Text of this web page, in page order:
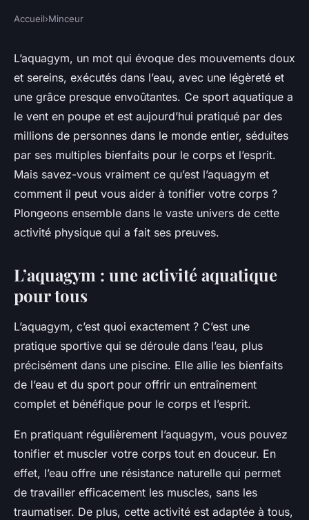
L'aquagym : tonifier son corps
dans l'eau
Florian• 22 décembre 2023•5 min de lecture
Accueil›Minceur
L’aquagym, un mot qui évoque des mouvements doux
et sereins, exécutés dans l’eau, avec une légèreté et
une grâce presque envoûtantes. Ce sport aquatique a
le vent en poupe et est aujourd’hui pratiqué par des
millions de personnes dans le monde entier, séduites
par ses multiples bienfaits pour le corps et l’esprit.
Mais savez-vous vraiment ce qu’est l’aquagym et
comment il peut vous aider à tonifier votre corps ?
Plongeons ensemble dans le vaste univers de cette
activité physique qui a fait ses preuves.
L’aquagym : une activité aquatique
pour tous
L’aquagym, c’est quoi exactement ? C’est une
pratique sportive qui se déroule dans l’eau, plus
précisément dans une piscine. Elle allie les bienfaits
de l’eau et du sport pour offrir un entraînement
complet et bénéfique pour le corps et l’esprit.
En pratiquant régulièrement l’aquagym, vous pouvez
tonifier et muscler votre corps tout en douceur. En
effet, l’eau offre une résistance naturelle qui permet
de travailler efficacement les muscles, sans les
traumatiser. De plus, cette activité est adaptée à tous,